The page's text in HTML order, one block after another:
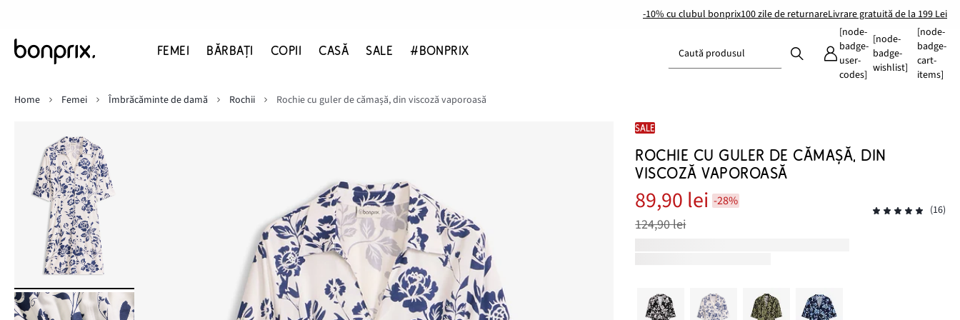
-10% cu clubul bonprix100 zile de returnareLivrare gratuită de la 199 Lei
FEMEI BĂRBAŢI COPII CASĂ SALE #BONPRIX Caută produsul
[node-
badge-
user-
codes]
[node-
badge-
wishlist]
[node-
badge-
cart-
items]
Home
Femei Îmbrăcăminte de damă Rochii Rochie cu guler de cămașă, din viscoză vaporoasă
SALE
ROCHIE CU GULER DE CĂMAȘĂ, DIN
VISCOZĂ VAPOROASĂ
89,90 lei -28%
124,90 lei
(16)